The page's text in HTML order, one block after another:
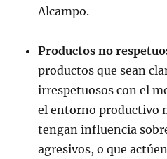
Alcampo.
Productos no
productos que sean
irrespetuosos con el
el entorno productivo
tengan influencia
agresivos, o que